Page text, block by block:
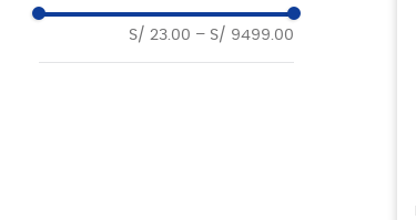
Accesorios
Bajos Electroacústicos
Warwick
Ernie Ball
Rockbag
S/ 23.00 – S/ 9499.00